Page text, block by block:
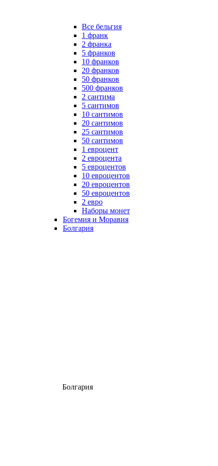
Все бельгия
1 франк
2 франка
5 франков
10 франков
20 франков
50 франков
500 франков
2 сантима
5 сантимов
10 сантимов
20 сантимов
25 сантимов
50 сантимов
1 евроцент
2 евроцента
5 евроцентов
10 евроцентов
20 евроцентов
50 евроцентов
2 евро
Наборы монет
Богемия и Моравия
Болгария
Болгария